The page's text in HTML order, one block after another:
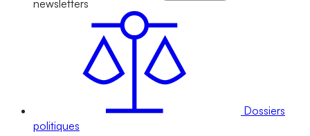
newsletters
Dossiers
politiques